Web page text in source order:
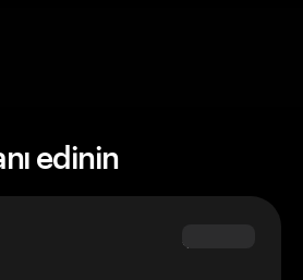
edinin
$69.90